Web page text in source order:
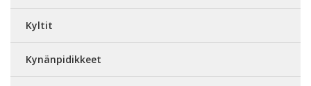
Kyltit
Kynänpidikkeet